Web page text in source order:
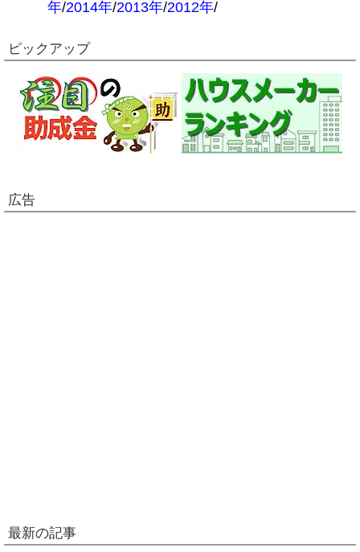
年/2014年/2013年/2012年/
ピックアップ
広告
最新の記事